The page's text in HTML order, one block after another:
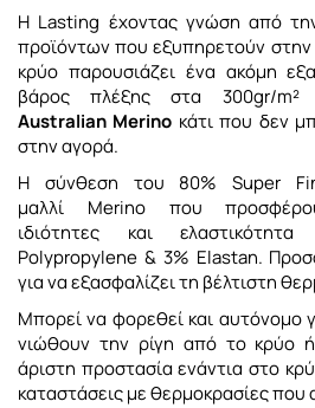
H Lasting έχοντας γνώση από
προϊόντων που εξυπηρετούν στην
κρύο παρουσιάζει ένα ακόμη
βάρος πλέξης στα 300gr/m²
Australian Merino κάτι που δεν
στην αγορά.
Η σύνθεση του 80% Super
μαλλί Merino που
ιδιότητες και
Polypropylene & 3% Elastan.
για να εξασφαλίζει τη βέλτιστη
Μπορεί να φορεθεί και αυτόνομο
νιώθουν την ρίγη από το κρύο
άριστη προστασία ενάντια στο
καταστάσεις με θερμοκρασίες που